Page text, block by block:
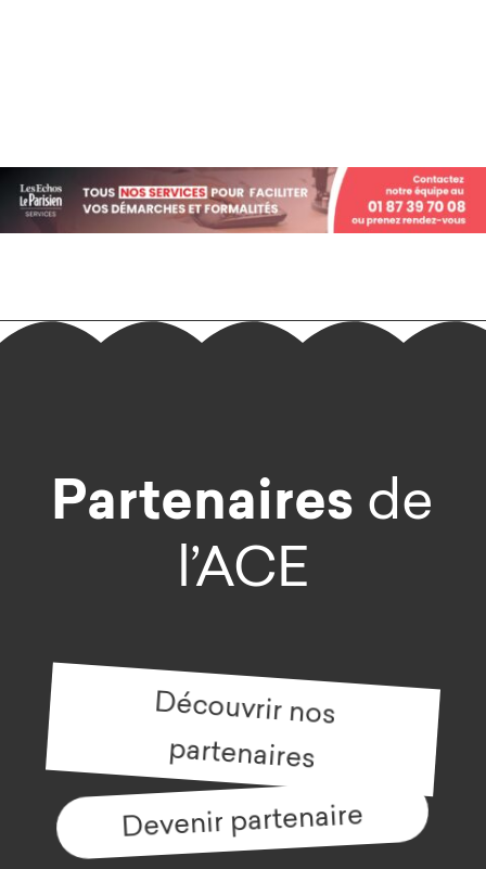
Partenaires de
l’ACE
Découvrir nos
partenaires
Devenir partenaire